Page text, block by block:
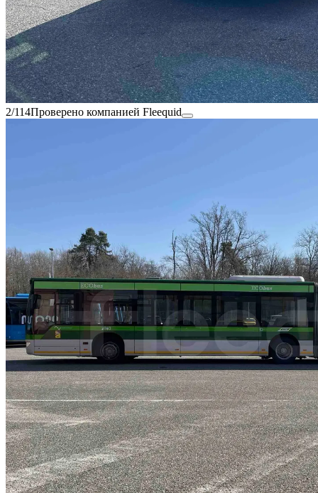
2/114Проверено компанией Fleequid